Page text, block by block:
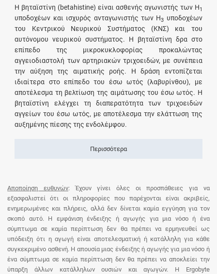
Η βηταϊστίνη (betahistine) είναι ασθενής αγωνιστής των Η1
υποδοχέων και ισχυρός ανταγωνιστής των Η3 υποδοχέων
του Κεντρικού Νευρικού Συστήματος (ΚΝΣ) και του
αυτόνομου νευρικού συστήματος. Η βηταϊστίνη δρα στο
επίπεδο της μικροκυκλοφορίας προκαλώντας
αγγειοδιαστολή των αρτηριακών τριχοειδών, με συνέπεια
την αύξηση της αιματικής ροής. Η δράση εντοπίζεται
ιδιαίτερα στο επίπεδο του έσω ωτός (λαβυρίνθου), με
αποτέλεσμα τη βελτίωση της αιμάτωσης του έσω ωτός. Η
βηταϊστίνη ελέγχει τη διαπερατότητα των τριχοειδών
αγγείων του έσω ωτός, με αποτέλεσμα την ελάττωση της
αυξημένης πίεσης της ενδολέμφου.
Περισσότερα
Αποποίηση ευθυνών: Έχουν γίνει όλες οι προσπάθειες για να
εξασφαλιστεί ότι οι πληροφορίες που παρέχονται είναι ακριβείς,
ενημερωμένες και πλήρεις, αλλά δεν δίνεται καμία εγγύηση για τον
σκοπό αυτό. Η εμφάνιση ένδειξης ή αγωγής για μια νόσο ή ένα
σύμπτωμα σε καμία περίπτωση δεν θα πρέπει να ερμηνευθεί ως
υπόδειξη ότι η αγωγή είναι αποτελεσματική ή κατάλληλη για κάθε
συγκεκριμένο ασθενή. Η απουσία μιας ένδειξης ή αγωγής για μια νόσο ή
ένα σύμπτωμα σε καμία περίπτωση δεν θα πρέπει να αποκλείει την
ύπαρξη άλλων κατάλληλων ουσιών και αγωγών. Η Ergobyte